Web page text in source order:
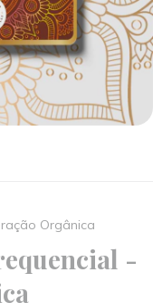
Orgânica
-